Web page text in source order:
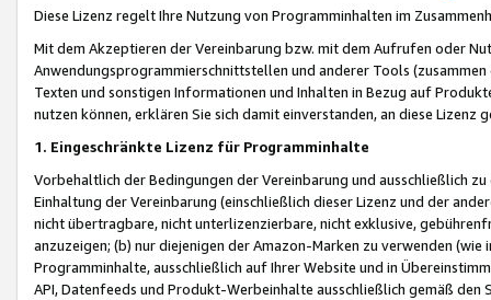
Diese Lizenz regelt Ihre Nutzung von Programminhalten im
Mit dem Akzeptieren der Vereinbarung bzw. mit dem Aufrufen oder
Anwendungsprogrammierschnittstellen und anderer Tools (zusammen
Texten und sonstigen Informationen und Inhalten in Bezug auf
nutzen können, erklären Sie sich damit einverstanden, an diese Lizenz
1. Eingeschränkte Lizenz für Programminhalte
Vorbehaltlich der Bedingungen der Vereinbarung und ausschließlich
Einhaltung der Vereinbarung (einschließlich dieser Lizenz und der
nicht übertragbare, nicht unterlizenzierbare, nicht exklusive,
anzuzeigen; (b) nur diejenigen der Amazon-Marken zu verwenden
Programminhalte, ausschließlich auf Ihrer Website und in
API, Datenfeeds und Produkt-Werbeinhalte ausschließlich gemäß